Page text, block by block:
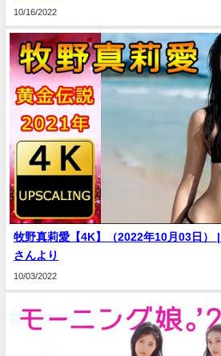
10/16/2022
牧野真莉愛【4K】（2022年10月03日）
さんより
10/03/2022